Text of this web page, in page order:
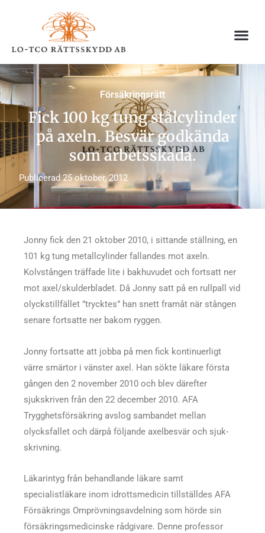
Försäkringsrätt
Fick 100 kg tung stålcylinder
på axeln. Besvär godkända
som arbetsskada.
Publicerad 25 oktober, 2012
Jonny fick den 21 oktober 2010, i sittande ställning, en
101 kg tung metallcylinder fallandes mot axeln.
Kolvstången träffade lite i bakhuvudet och fortsatt ner
mot axel/skulderbladet. Då Jonny satt på en rullpall vid
olyckstillfället ”trycktes” han snett framåt när stången
senare fortsatte ner bakom ryggen.
Jonny fortsatte att jobba på men fick kontinuerligt
värre smärtor i vänster axel. Han sökte läkare första
gången den 2 november 2010 och blev där­efter
sjukskriven från den 22 december 2010. AFA
Trygghetsförsäkring avslog sambandet mellan
olycksfallet och därpå följande axelbesvär och sjuk­
skrivning.
Läkarintyg från behandlande läkare samt
specialistläkare inom idrottsmedicin tillställdes AFA
Försäkrings Omprövningsavdelning som hörde sin
försäkringsmedicinske rådgivare. Denne professor